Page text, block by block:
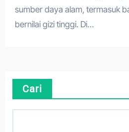
sumber daya alam, termasuk
bernilai gizi tinggi. Di…
Cari